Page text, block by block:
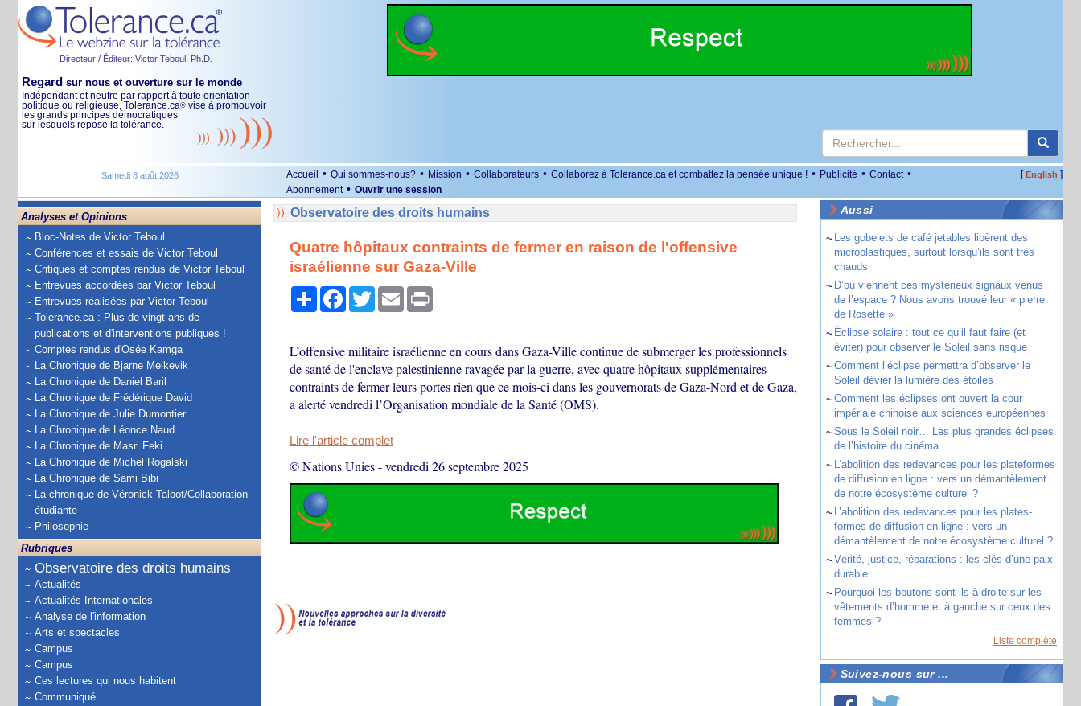
Directeur / Éditeur: Victor Teboul, Ph.D.
Regard sur nous et ouverture sur le monde
Indépendant et neutre par rapport à toute orientation
politique ou religieuse, Tolerance.ca® vise à promouvoir
les grands principes démocratiques
sur lesquels repose la tolérance.
Samedi 8 août 2026 Accueil • Qui sommes-nous? • Mission • Collaborateurs • Collaborez à Tolerance.ca et combattez la pensée unique ! • Publicité • Contact •
Abonnement • Ouvrir une session
[English ]
Analyses et Opinions
Bloc-Notes de Victor Teboul
Conférences et essais de Victor Teboul
Critiques et comptes rendus de Victor Teboul
Entrevues accordées par Victor Teboul
Entrevues réalisées par Victor Teboul
Tolerance.ca : Plus de vingt ans de
publications et d'interventions publiques !
Comptes rendus d'Osée Kamga
La Chronique de Bjarne Melkevik
La Chronique de Daniel Baril
La Chronique de Frédérique David
La Chronique de Julie Dumontier
La Chronique de Léonce Naud
La Chronique de Masri Feki
La Chronique de Michel Rogalski
La Chronique de Sami Bibi
La chronique de Véronick Talbot/Collaboration
étudiante
Philosophie
Rubriques
Observatoire des droits humains
Actualités
Actualités Internationales
Analyse de l'information
Arts et spectacles
Campus
Campus
Ces lectures qui nous habitent
Communiqué
Observatoire des droits humains
Quatre hôpitaux contraints de fermer en raison de l'offensive
israélienne sur Gaza-Ville
PartagerFacebook
TwitterEmail Print
L’offensive militaire israélienne en cours dans Gaza-Ville continue de submerger les professionnels
de santé de l'enclave palestinienne ravagée par la guerre, avec quatre hôpitaux supplémentaires
contraints de fermer leurs portes rien que ce mois-ci dans les gouvernorats de Gaza-Nord et de Gaza,
a alerté vendredi l’Organisation mondiale de la Santé (OMS).
Lire l'article complet
© Nations Unies-vendredi 26 septembre 2025
Aussi
~ Les gobelets de café jetables libèrent des
microplastiques, surtout lorsqu’ils sont très
chauds
~ D’où viennent ces mystérieux signaux venus
de l’espace ? Nous avons trouvé leur « pierre
de Rosette »
~ Éclipse solaire : tout ce qu’il faut faire (et
éviter) pour observer le Soleil sans risque
~Comment l’éclipse permettra d’observer le
Soleil dévier la lumière des étoiles
~Comment les éclipses ont ouvert la cour
impériale chinoise aux sciences européennes
~Sous le Soleil noir… Les plus grandes éclipses
de l’histoire du cinéma
~ L’abolition des redevances pour les plateformes
de diffusion en ligne : vers un démantèlement
de notre écosystème culturel ?
~ L’abolition des redevances pour les plates-
formes de diffusion en ligne : vers un
démantèlement de notre écosystème culturel ?
~Vérité, justice, réparations : les clés d’une paix
durable
~ Pourquoi les boutons sont-ils à droite sur les
vêtements d’homme et à gauche sur ceux des
femmes ?
Liste complète
Suivez-nous sur ...